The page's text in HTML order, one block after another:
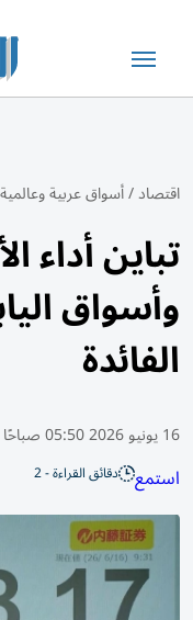
اقتصاد/أسواق عربية وعالمية
تباين أداء
وأسواق
الفائدة
16 يونيو 2026 05:50 صباحًا
استمع دقائق القراءة - 2